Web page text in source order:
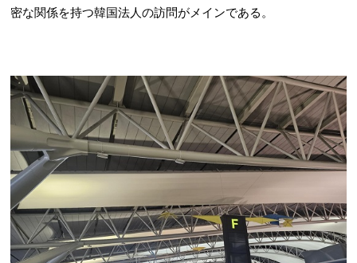
密な関係を持つ韓国法人の訪問がメインである。